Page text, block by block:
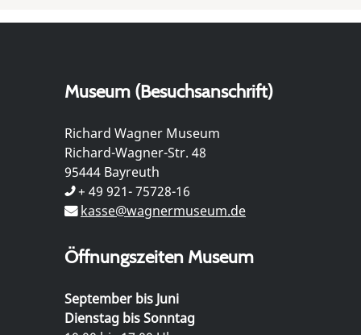
Museum (Besuchsanschrift)
Richard Wagner Museum
Richard-Wagner-Str. 48
95444 Bayreuth
+ 49 921- 75728-16
kasse@wagnermuseum.de
Öffnungszeiten Museum
September bis Juni
Dienstag bis Sonntag